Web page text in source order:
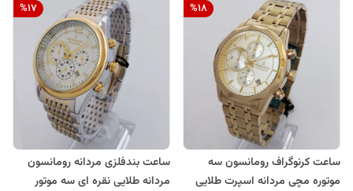
%18
ساعت کرنوگراف رومانسون سه
موتوره مچی مردانه اسپرت طلایی
%17
ساعت بندفلزی مردانه رومانسون
مردانه طلایی نقره ای سه موتور